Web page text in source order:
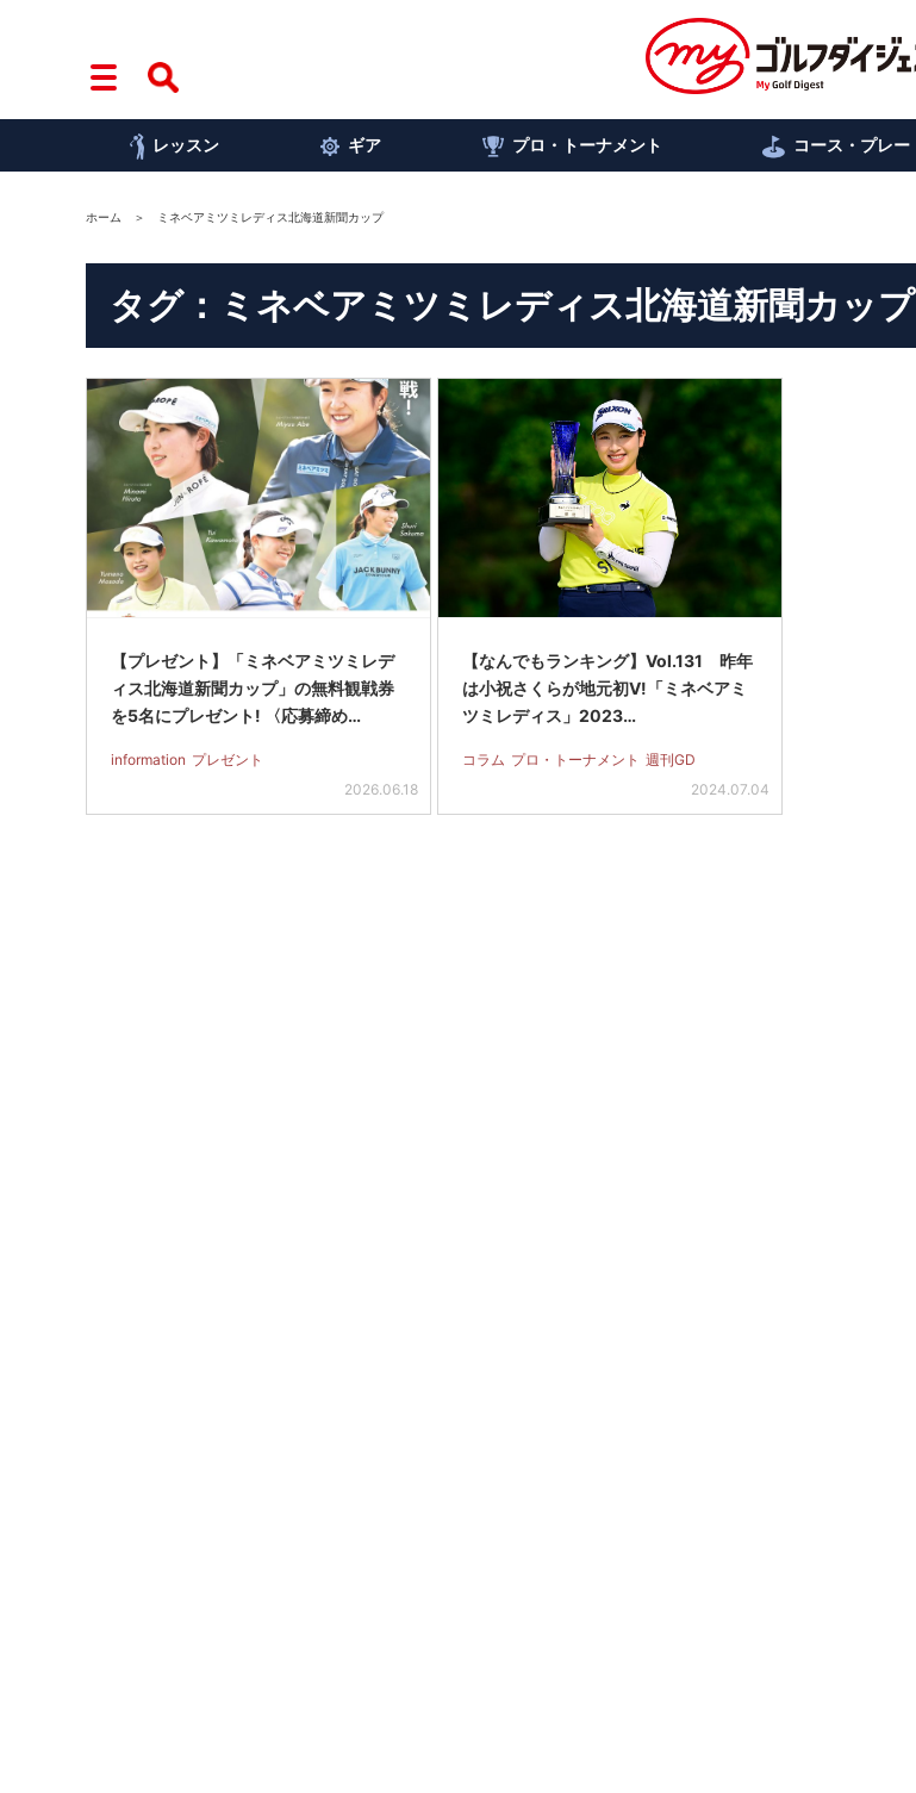
レッスン ギア プロ・トーナメント コース・プレー
ホーム ミネベアミツミレディス北海道新聞カップ
タグ：ミネベアミツミレディス北海道新聞カップ
【プレゼント】「ミネベアミツミレデ
ィス北海道新聞カップ」の無料観戦券
を5名にプレゼント! 〈応募締め…
information プレゼント
2026.06.18
【なんでもランキング】Vol.131 昨年
は小祝さくらが地元初V!「ミネベアミ
ツミレディス」2023…
コラム プロ・トーナメント 週刊GD
2024.07.04